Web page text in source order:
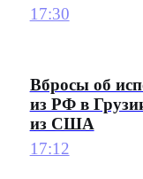
17:30
Вбросы об
из РФ в
из США
17:12